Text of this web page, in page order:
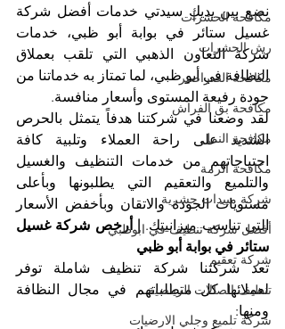
مكافحة الحشرات
رش الحشرات
مكافحة الصراصير
مكافحة بق الفراش
مكافحة النمل
مكافحة الرمة
شركة مبيدات حشرية
أفضل شركة تنظيف في ابوظبي
شركة تعقيم
تنظيف الصالات الرياضية
شركة تلميع وجلي الارضيات
جودة رفيعة المستوى وأسعار منافسة.
التي تناسب ميزانيتك.
ستائر في بوابة أبو ظبي
ومنها: